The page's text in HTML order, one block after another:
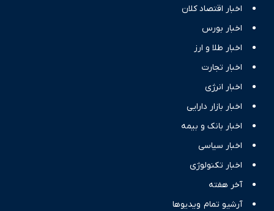
اخبار اقتصاد کلان
اخبار بورس
اخبار طلا و ارز
اخبار تجارت
اخبار انرژی
اخبار بازار دارایی
اخبار بانک و بیمه
اخبار سیاسی
اخبار تکنولوژی
آخر هفته
آرشیو تمام ویدیوها